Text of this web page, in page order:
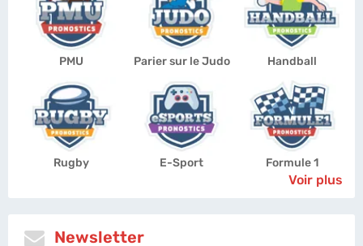
PMU Parier sur le Judo Handball
Rugby E-Sport Formule 1
Voir plus
Newsletter